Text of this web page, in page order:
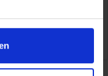
SET2"